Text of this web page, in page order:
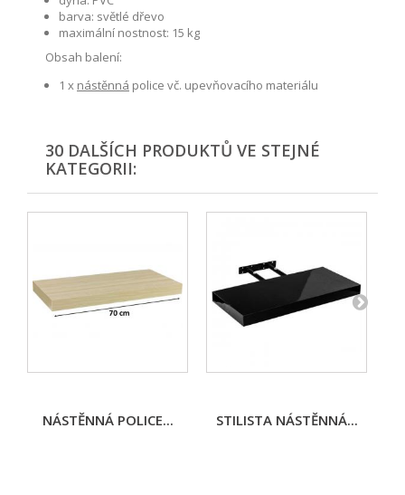
barva: světlé dřevo
maximální nostnost: 15 kg
Obsah balení:
1 x nástěnná police vč. upevňovacího materiálu
30 DALŠÍCH PRODUKTŮ VE STEJNÉ
KATEGORII:
NÁSTĚNNÁ POLICE... STILISTA NÁSTĚNNÁ...